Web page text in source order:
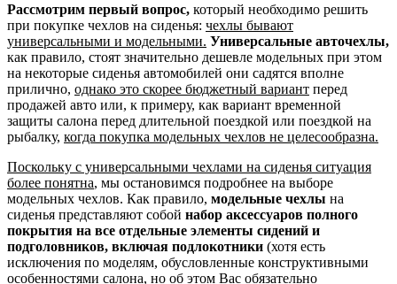
Рассмотрим первый вопрос, который необходимо решить
при покупке чехлов на сиденья: чехлы бывают
универсальными и модельными. Универсальные авточехлы,
как правило, стоят значительно дешевле модельных при этом
на некоторые сиденья автомобилей они садятся вполне
прилично, однако это скорее бюджетный вариант перед
продажей авто или, к примеру, как вариант временной
защиты салона перед длительной поездкой или поездкой на
рыбалку, когда покупка модельных чехлов не целесообразна.
Поскольку с универсальными чехлами на сиденья ситуация
более понятна, мы остановимся подробнее на выборе
модельных чехлов. Как правило, модельные чехлы на
сиденья представляют собой набор аксессуаров полного
покрытия на все отдельные элементы сидений и
подголовников, включая подлокотники (хотя есть
исключения по моделям, обусловленные конструктивными
особенностями салона, но об этом Вас обязательно